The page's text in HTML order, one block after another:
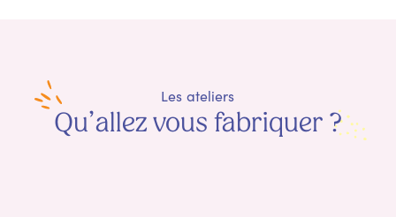
Les ateliers
Qu’allez vous fabriquer ?